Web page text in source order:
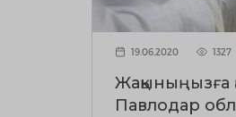
19.06.2020 1327
Жақыныңызға
Павлодар